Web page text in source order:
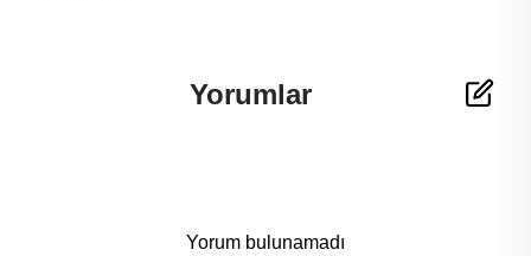
Yorumlar
Yorum bulunamadı